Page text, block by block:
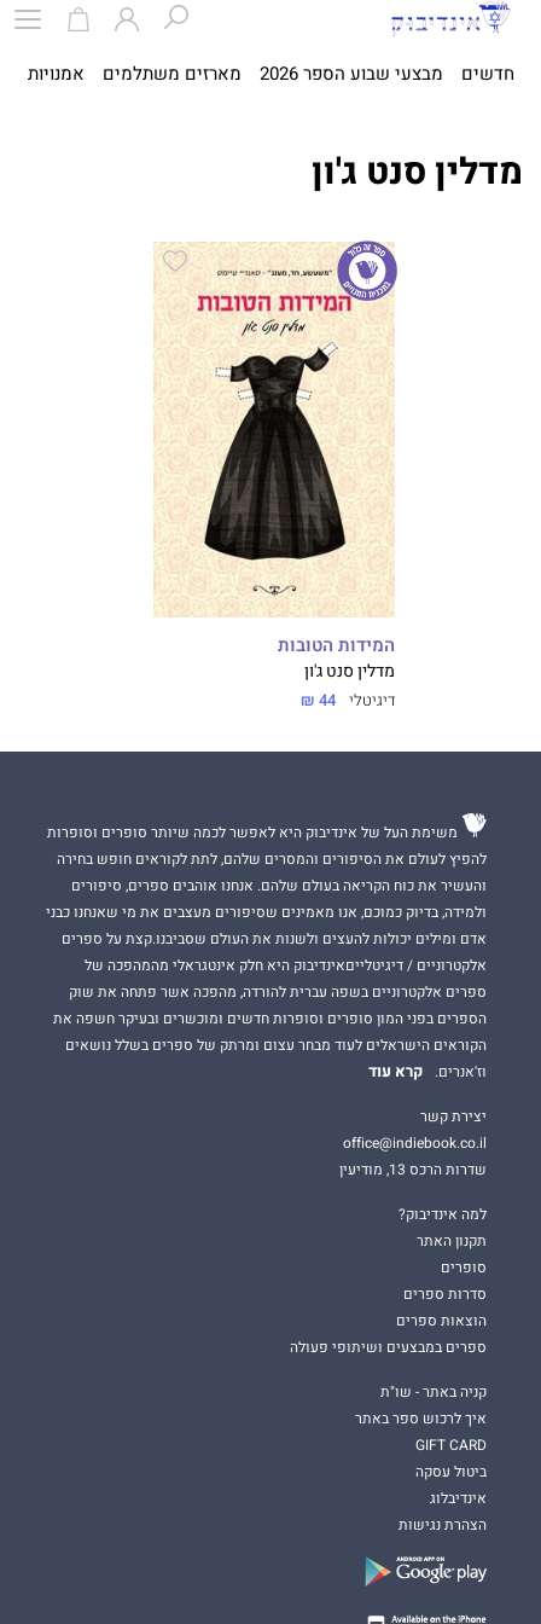
חדשים מבצעי שבוע הספר 2026 מארזים משתלמים אמנויות
מדלין סנט ג'ון
המידות הטובות
מדלין סנט ג'ון
דיגיטלי 44 ₪
משימת העל של אינדיבוק היא לאפשר לכמה שיותר סופרים וסופרות
להפיץ לעולם את הסיפורים והמסרים שלהם, לתת לקוראים חופש בחירה
והעשיר את כוח הקריאה בעולם שלהם. אנחנו אוהבים ספרים, סיפורים
ולמידה, בדיוק כמוכם, אנו מאמינים שסיפורים מעצבים את מי שאנחנו כבני
אדם ומילים יכולות להעצים ולשנות את העולם שסביבנו.קצת על ספרים
אלקטרוניים / דיגיטלייםאינדיבוק היא חלק אינטגראלי מהמהפכה של
ספרים אלקטרוניים בשפה עברית להורדה, מהפכה אשר פתחה את שוק
הספרים בפני המון סופרים וסופרות חדשים ומוכשרים ובעיקר חשפה את
הקוראים הישראלים לעוד מבחר עצום ומרתק של ספרים בשלל נושאים
וז'אנרים.
קרא עוד
יצירת קשר
office@indiebook.co.il
שדרות הרכס 13, מודיעין
למה אינדיבוק?
תקנון האתר
סופרים
סדרות ספרים
הוצאות ספרים
ספרים במבצעים ושיתופי פעולה
קניה באתר - שו"ת
איך לרכוש ספר באתר
GIFT CARD
ביטול עסקה
אינדיבלוג
הצהרת נגישות